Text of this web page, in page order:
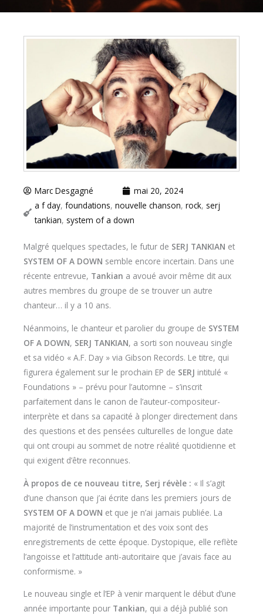
Marc Desgagné
mai 20, 2024
a f day, foundations, nouvelle chanson, rock, serj
tankian, system of a down
Malgré quelques spectacles, le futur de SERJ TANKIAN et
SYSTEM OF A DOWN semble encore incertain. Dans une
récente entrevue, Tankian a avoué avoir même dit aux
autres membres du groupe de se trouver un autre
chanteur… il y a 10 ans.
Néanmoins, le chanteur et parolier du groupe de SYSTEM
OF A DOWN, SERJ TANKIAN, a sorti son nouveau single
et sa vidéo « A.F. Day » via Gibson Records. Le titre, qui
figurera également sur le prochain EP de SERJ intitulé «
Foundations » – prévu pour l’automne – s’inscrit
parfaitement dans le canon de l’auteur-compositeur-
interprète et dans sa capacité à plonger directement dans
des questions et des pensées culturelles de longue date
qui ont croupi au sommet de notre réalité quotidienne et
qui exigent d’être reconnues.
À propos de ce nouveau titre, Serj révèle : « Il s’agit
d’une chanson que j’ai écrite dans les premiers jours de
SYSTEM OF A DOWN et que je n’ai jamais publiée. La
majorité de l’instrumentation et des voix sont des
enregistrements de cette époque. Dystopique, elle reflète
l’angoisse et l’attitude anti-autoritaire que j’avais face au
conformisme. »
Le nouveau single et l’EP à venir marquent le début d’une
année importante pour Tankian, qui a déjà publié son